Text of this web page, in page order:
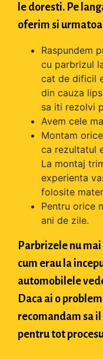
le doresti. Pe
oferim si
Raspundem
cu parbrizul
cat de dificil
din cauza
sa iti rezolvi
Avem cele
Montam
ca rezultatul
La montaj
experienta
folosite
Pentru orice
ani de zile.
Parbrizele nu
cum erau la
automobilele
Daca ai o
recomandam sa
pentru tot